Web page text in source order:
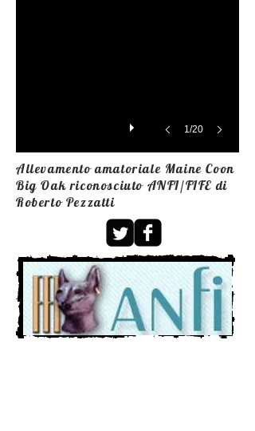
1/20
Allevamento amatoriale Maine Coon
Big Oak riconosciuto ANFI/FIFE di
Roberto Pezzatti